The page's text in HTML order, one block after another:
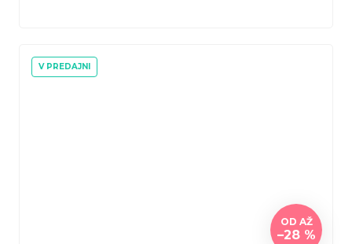
V PREDAJNI
OD AŽ
–28 %